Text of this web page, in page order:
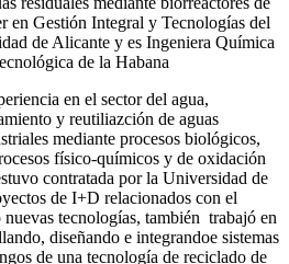
en Gestión Integral y Tecnologías del
de Alicante y es Ingeniera Química
de la Habana
en el sector del agua,
y reutiliazción de aguas
mediante procesos biológicos,
físico-químicos y de oxidación
contratada por la Universidad de
de I+D relacionados con el
nuevas tecnologías, también trabajó en
diseñando e integrandoe sistemas
de una tecnología de reciclado de